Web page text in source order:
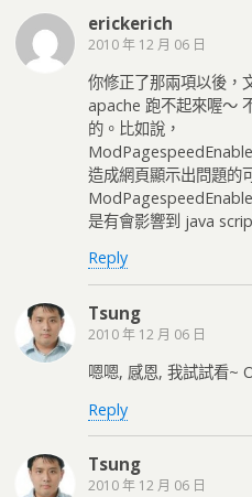
erickerich
2010 年 12 月 06 日
你修正了那兩項以後，
apache 跑不起來喔～
的。比如說，
造成網頁顯示出問題的
是有會影響到 java
Reply
Tsung
2010 年 12 月 06 日
嗯嗯, 感恩, 我試試看~
Reply
Tsung
2010 年 12 月 06 日